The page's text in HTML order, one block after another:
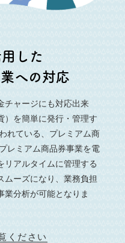
した
への対応
チャージにも対応出来
）を簡単に発行・管理す
れている、プレミアム商
レミアム商品券事業を電
リアルタイムに管理する
ムーズになり、業務負担
業分析が可能となりま
ください